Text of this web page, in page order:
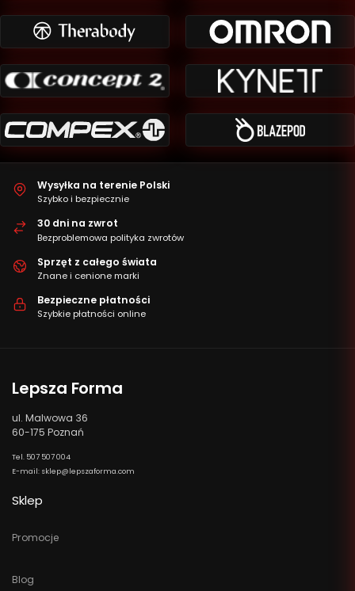
Wysyłka na terenie Polski
Szybko i bezpiecznie
30 dni na zwrot
Bezproblemowa polityka zwrotów
Sprzęt z całego świata
Znane i cenione marki
Bezpieczne płatności
Szybkie płatności online
Lepsza Forma
ul. Malwowa 36
60-175 Poznań
Tel. 507 507 004
E-mail: sklep@lepszaforma.com
Sklep
Promocje
Blog